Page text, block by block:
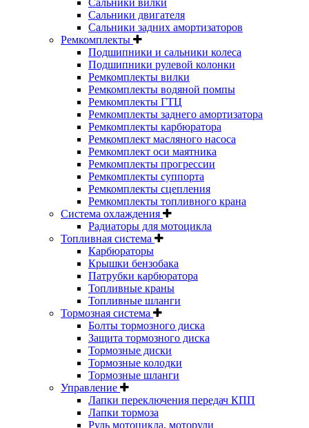
Сальники вилки
Сальники двигателя
Сальники задних амортизаторов
Ремкомплекты
Подшипники и сальники колеса
Подшипники рулевой колонки
Ремкомплекты вилки
Ремкомплекты водяной помпы
Ремкомплекты ГТЦ
Ремкомплекты заднего амортизатора
Ремкомплекты карбюратора
Ремкомплект масляного насоса
Ремкомплект оси маятника
Ремкомплекты прогрессии
Ремкомплекты суппорта
Ремкомплекты сцепления
Ремкомплекты топливного крана
Система охлаждения
Радиаторы для мотоцикла
Топливная система
Карбюраторы
Крышки бензобака
Патрубки карбюратора
Топливные краны
Топливные шланги
Тормозная система
Болты тормозного диска
Защита тормозного диска
Тормозные диски
Тормозные колодки
Тормозные шланги
Управление
Лапки переключения передач КПП
Лапки тормоза
Руль мотоцикла, моторули